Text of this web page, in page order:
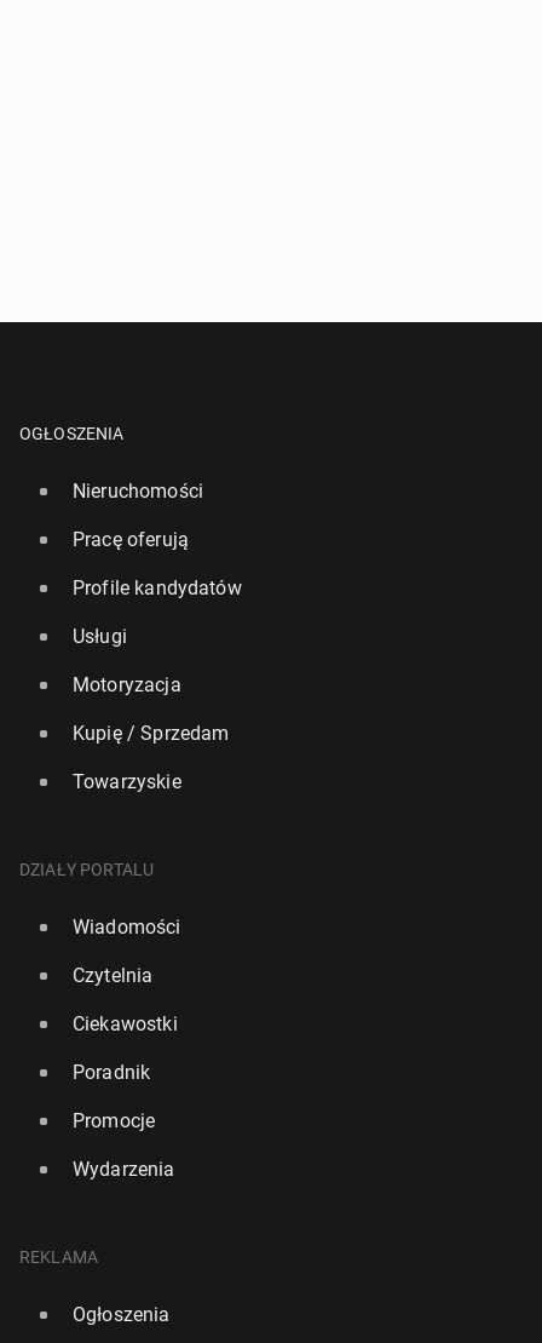
OGŁOSZENIA
Nieruchomości
Pracę oferują
Profile kandydatów
Usługi
Motoryzacja
Kupię / Sprzedam
Towarzyskie
DZIAŁY PORTALU
Wiadomości
Czytelnia
Ciekawostki
Poradnik
Promocje
Wydarzenia
REKLAMA
Ogłoszenia